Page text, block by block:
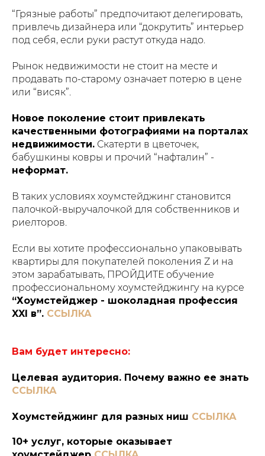
“Грязные работы” предпочитают делегировать,
привлечь дизайнера или “докрутить” интерьер
под себя, если руки растут откуда надо.
Рынок недвижимости не стоит на месте и
продавать по-старому означает потерю в цене
или “висяк”.
Новое поколение стоит привлекать
качественными фотографиями на порталах
недвижимости. Скатерти в цветочек,
бабушкины ковры и прочий “нафталин” -
неформат.
В таких условиях хоумстейджинг становится
палочкой-выручалочкой для собственников и
риелторов.
Если вы хотите профессионально упаковывать
квартиры для покупателей поколения Z и на
этом зарабатывать, ПРОЙДИТЕ обучение
профессиональному хоумстейджингу на курсе
“Хоумстейджер - шоколадная профессия
XXI в”. ССЫЛКА
Вам будет интересно:
Целевая аудитория. Почему важно ее знать
ССЫЛКА
Хоумстейджинг для разных ниш ССЫЛКА
10+ услуг, которые оказывает